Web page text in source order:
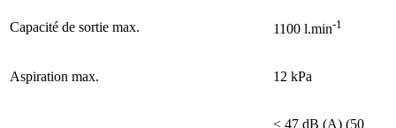
Capacité de sortie max. 1100 l.min-1
Aspiration max. 12 kPa
≤ 47 dB (A) (50